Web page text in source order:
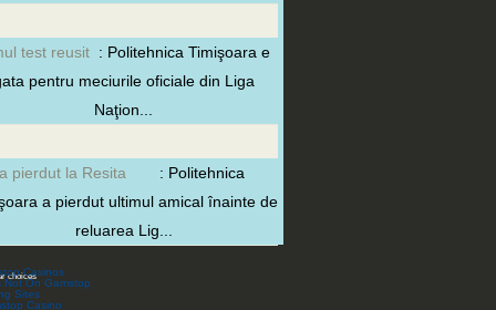
test reusit : Politehnica Timişoara e
pentru meciurile oficiale din Liga
Naţion...
pierdut la Resita
: Politehnica
a pierdut ultimul amical înainte de
reluarea Lig...
choicesCasinos
Not On Gamstop
Sites
Casino